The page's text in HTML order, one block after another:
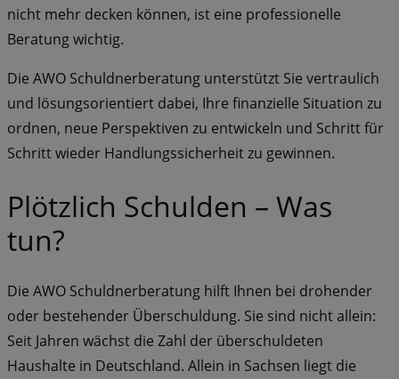
nicht mehr decken können, ist eine professionelle
Beratung wichtig.
Die AWO Schuldnerberatung unterstützt Sie vertraulich
und lösungsorientiert dabei, Ihre finanzielle Situation zu
ordnen, neue Perspektiven zu entwickeln und Schritt für
Schritt wieder Handlungssicherheit zu gewinnen.
Plötzlich Schulden – Was
tun?
Die AWO Schuldnerberatung hilft Ihnen bei drohender
oder bestehender Überschuldung. Sie sind nicht allein:
Seit Jahren wächst die Zahl der überschuldeten
Haushalte in Deutschland. Allein in Sachsen liegt die